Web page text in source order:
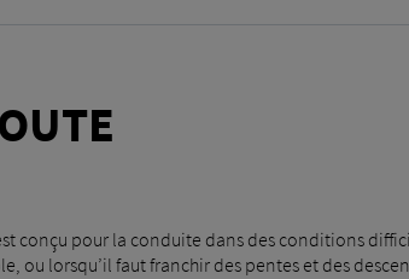
conçu pour la conduite dans des conditions
ou lorsqu’il faut franchir des pentes et des